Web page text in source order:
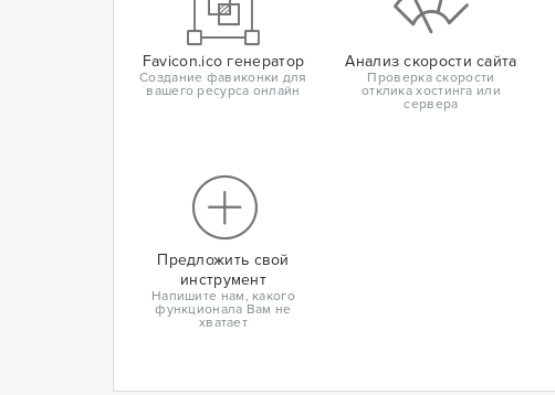
Favicon.ico генератор
Создание фавиконки для
вашего ресурса онлайн
Анализ скорости сайта
Проверка скорости
отклика хостинга или
сервера
Предложить свой
инструмент
Напишите нам, какого
функционала Вам не
хватает